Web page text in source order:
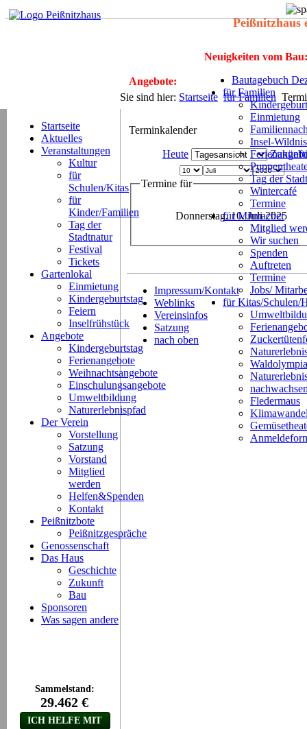
Peißnitzhaus
Neuigkeiten vom Bau:
Bautagebuch
für Familien
Einmietung
Insel-
Tag der
Wintercafé
Termine
für Mitmacher
Mitglied
Wir suchen
Spenden
Auftreten
Termine
Jobs/
für Kitas/Schulen/
Fledermaus
Angebote:
Sie sind hier: Startseite für Familien
Startseite
Aktuelles
Veranstaltungen
Kultur
für
Schulen/Kitas
für
Kinder/Familien
Tag der
Stadtnatur
Festival
Tickets
Gartenlokal
Einmietung
Kindergeburtstag
Feiern
Inselfrühstück
Angebote
Kindergeburtstag
Ferienangebote
Weihnachtsangebote
Einschulungsangebote
Umweltbildung
Naturerlebnispfad
Der Verein
Vorstellung
Satzung
Vorstand
Mitglied
werden
Helfen&Spenden
Kontakt
Peißnitzbote
Peißnitzgespräche
Genossenschaft
Das Haus
Geschichte
Zukunft
Bau
Sponsoren
Was sagen andere
Terminkalender
Heute
Termine für
Donnerstag, 10. Juli 2025
Impressum/Kontakt
Weblinks
Vereinsinfos
Satzung
nach oben